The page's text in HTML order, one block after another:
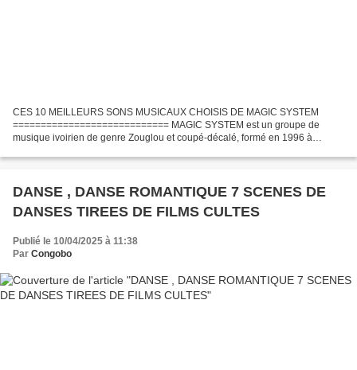
CES 10 MEILLEURS SONS MUSICAUX CHOISIS DE MAGIC SYSTEM
============================ MAGIC SYSTEM est un groupe de
musique ivoirien de genre Zouglou et coupé-décalé, formé en 1996 à
DANSE , DANSE ROMANTIQUE 7 SCENES DE
DANSES TIREES DE FILMS CULTES
Publié le 10/04/2025 à 11:38
Par Congobo